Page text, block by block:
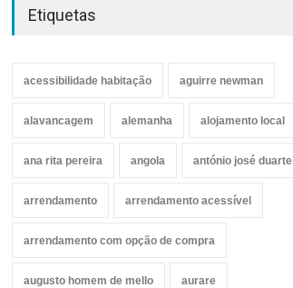
Etiquetas
acessibilidade habitação aguirre newman
alavancagem alemanha alojamento local
ana rita pereira angola antónio josé duarte
arrendamento arrendamento acessível
arrendamento com opção de compra
augusto homem de mello aurare